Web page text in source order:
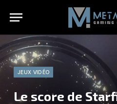
JEUX VIDÉO
Le score de